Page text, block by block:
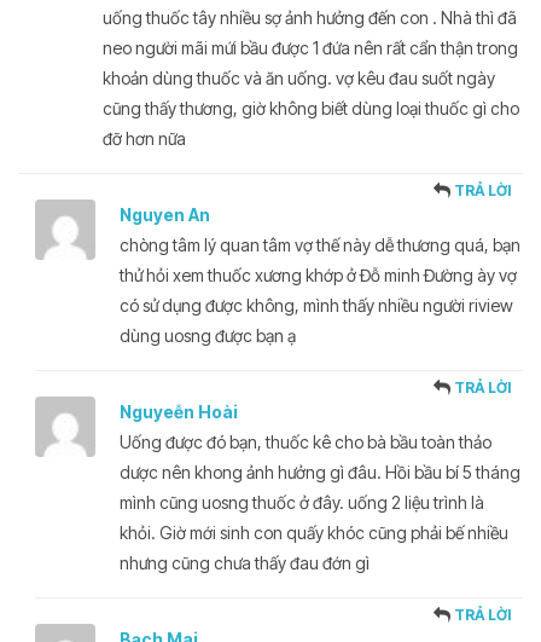
uống thuốc tây nhiều sợ ảnh hưởng đến con . Nhà thì đã
neo người mãi mứi bầu được 1 đứa nên rất cẩn thận trong
khoản dùng thuốc và ăn uống. vợ kêu đau suốt ngày
cũng thấy thương, giờ không biết dùng loại thuốc gì cho
đỡ hơn nữa
Nguyen An
TRẢ LỜI
chòng tâm lý quan tâm vợ thế này dễ thương quá, bạn
thử hỏi xem thuốc xương khớp ở Đỗ minh Đường ày vợ
có sử dụng được không, mình thấy nhiều người riview
dùng uosng được bạn ạ
Nguyeễn Hoài
TRẢ LỜI
Uống được đó bạn, thuốc kê cho bà bầu toàn thảo
dược nên khong ảnh hưởng gì đâu. Hồi bầu bí 5 tháng
mình cũng uosng thuốc ở đây. uống 2 liệu trình là
khỏi. Giờ mới sinh con quấy khóc cũng phải bế nhiều
nhưng cũng chưa thấy đau đớn gì
TRẢ LỜI